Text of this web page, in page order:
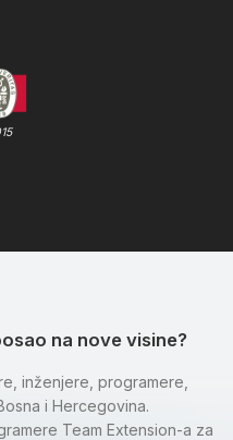
na nove visine?
inženjere, programere,
i Hercegovina.
Team Extension-a za